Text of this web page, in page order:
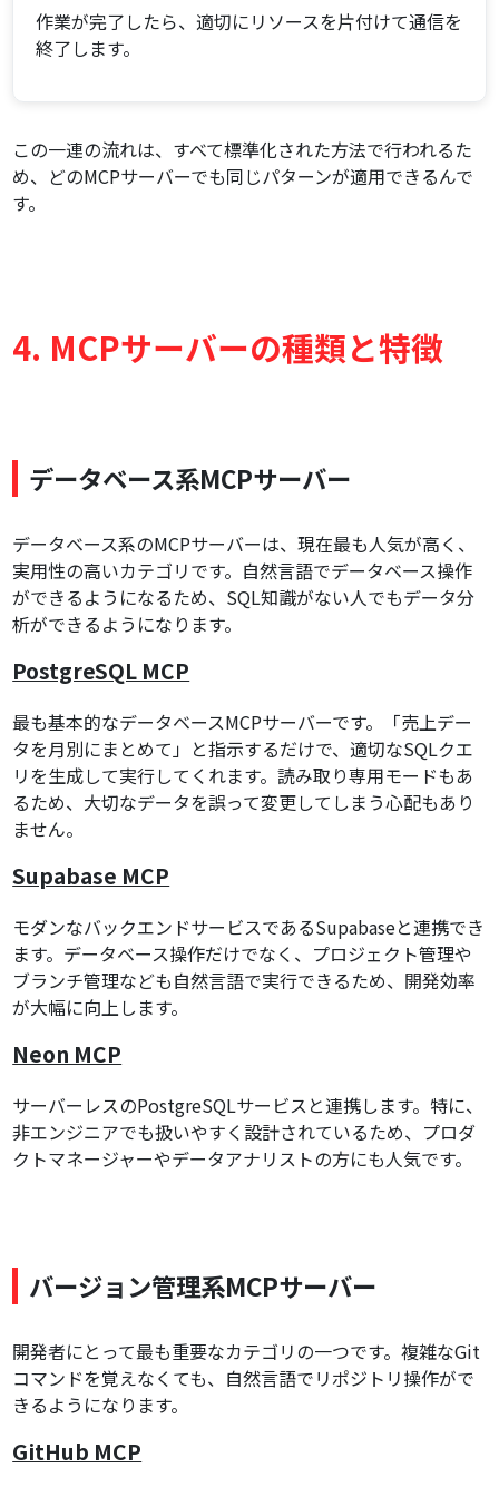
作業が完了したら、適切にリソースを片付けて通信を
終了します。
この一連の流れは、すべて標準化された方法で行われるた
め、どのMCPサーバーでも同じパターンが適用できるんで
す。
4. MCPサーバーの種類と特徴
データベース系MCPサーバー
データベース系のMCPサーバーは、現在最も人気が高く、
実用性の高いカテゴリです。自然言語でデータベース操作
ができるようになるため、SQL知識がない人でもデータ分
析ができるようになります。
PostgreSQL MCP
最も基本的なデータベースMCPサーバーです。「売上デー
タを月別にまとめて」と指示するだけで、適切なSQLクエ
リを生成して実行してくれます。読み取り専用モードもあ
るため、大切なデータを誤って変更してしまう心配もあり
ません。
Supabase MCP
モダンなバックエンドサービスであるSupabaseと連携でき
ます。データベース操作だけでなく、プロジェクト管理や
ブランチ管理なども自然言語で実行できるため、開発効率
が大幅に向上します。
Neon MCP
サーバーレスのPostgreSQLサービスと連携します。特に、
非エンジニアでも扱いやすく設計されているため、プロダ
クトマネージャーやデータアナリストの方にも人気です。
バージョン管理系MCPサーバー
開発者にとって最も重要なカテゴリの一つです。複雑なGit
コマンドを覚えなくても、自然言語でリポジトリ操作がで
きるようになります。
GitHub MCP